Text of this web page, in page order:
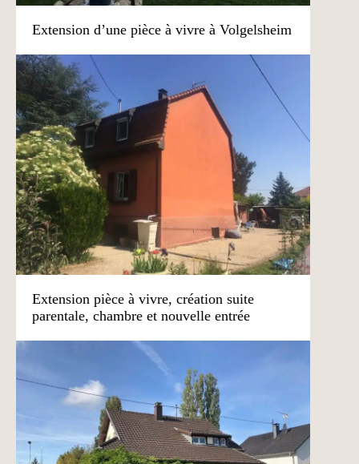
Extension d’une pièce à vivre à Volgelsheim
Extension pièce à vivre, création suite
parentale, chambre et nouvelle entrée